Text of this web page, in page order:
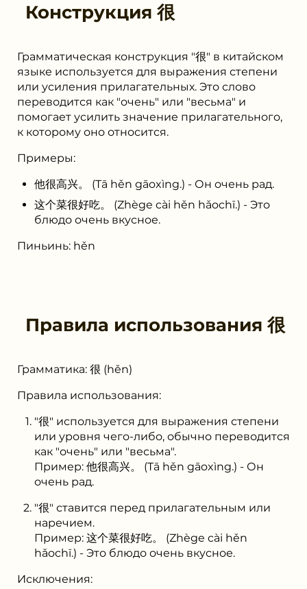
Конструкция很
Грамматическая конструкция "很" в китайском
языке используется для выражения степени
или усиления прилагательных. Это слово
переводится как "очень" или "весьма" и
помогает усилить значение прилагательного,
к которому оно относится.
Примеры:
他很高兴。 (Tā hěn gāoxìng.) - Он очень рад.
这个菜很好吃。 (Zhège cài hěn hǎochī.) - Это
блюдо очень вкусное.
Пиньинь: hěn
Правила использования很
Грамматика: 很 (hěn)
Правила использования:
"很" используется для выражения степени
или уровня чего-либо, обычно переводится
как "очень" или "весьма".
Пример: 他很高兴。 (Tā hěn gāoxìng.) - Он
очень рад.
"很" ставится перед прилагательным или
наречием.
Пример: 这个菜很好吃。 (Zhège cài hěn
hǎochī.) - Это блюдо очень вкусное.
Исключения: